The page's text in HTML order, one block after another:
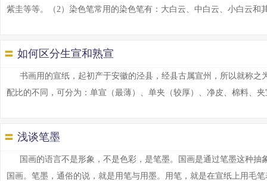
紫圭等等。（2）染色笔常用的染色笔有：大白云、中白云、小白云和
〓 如何区分生宣和熟宣
书画用的宣纸，起初产于安徽的泾县，经县古属宣州，所以就称
配比的不同，可分为：单宣（最薄）、单夹（较厚）、净皮、棉料、
〓 浅谈笔墨
国画的语言不是形象，不是色彩，是笔墨。国画是通过笔墨这种
国画。笔墨，通俗的说，就是用笔与用墨。用笔，就是在宣纸上用毛